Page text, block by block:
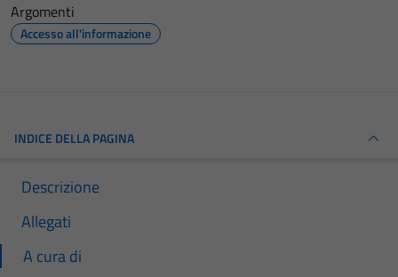
Argomenti
Accesso all'informazione
INDICE DELLA PAGINA
Descrizione
Allegati
A cura di